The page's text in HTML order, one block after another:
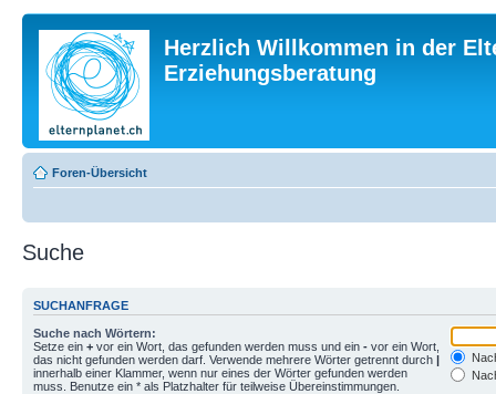
Herzlich Willkommen in der
Erziehungsberatung
Foren-Übersicht
Suche
SUCHANFRAGE
Suche nach Wörtern:
Setze ein + vor ein Wort, das gefunden werden muss und ein - vor ein Wort,
das nicht gefunden werden darf. Verwende mehrere Wörter getrennt durch |
innerhalb einer Klammer, wenn nur eines der Wörter gefunden werden
muss. Benutze ein * als Platzhalter für teilweise Übereinstimmungen.